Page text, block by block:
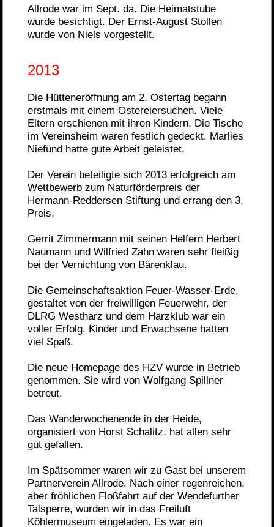
Allrode war im Sept. da. Die Heimatstube
wurde besichtigt. Der Ernst-August Stollen
wurde von Niels vorgestellt.
2013
Die Hütteneröffnung am 2. Ostertag begann
erstmals mit einem Ostereiersuchen. Viele
Eltern erschienen mit ihren Kindern. Die Tische
im Vereinsheim waren festlich gedeckt. Marlies
Niefünd hatte gute Arbeit geleistet.
Der Verein beteiligte sich 2013 erfolgreich am
Wettbewerb zum Naturförderpreis der
Hermann-Reddersen Stiftung und errang den 3.
Preis.
Gerrit Zimmermann mit seinen Helfern Herbert
Naumann und Wilfried Zahn waren sehr fleißig
bei der Vernichtung von Bärenklau.
Die Gemeinschaftsaktion Feuer-Wasser-Erde,
gestaltet von der freiwilligen Feuerwehr, der
DLRG Westharz und dem Harzklub war ein
voller Erfolg. Kinder und Erwachsene hatten
viel Spaß.
Die neue Homepage des HZV wurde in Betrieb
genommen. Sie wird von Wolfgang Spillner
betreut.
Das Wanderwochenende in der Heide,
organisiert von Horst Schalitz, hat allen sehr
gut gefallen.
Im Spätsommer waren wir zu Gast bei unserem
Partnerverein Allrode. Nach einer regenreichen,
aber fröhlichen Floßfahrt auf der Wendefurther
Talsperre, wurden wir in das Freiluft
Köhlermuseum eingeladen. Es war ein